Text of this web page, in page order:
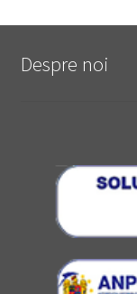
Despre noi